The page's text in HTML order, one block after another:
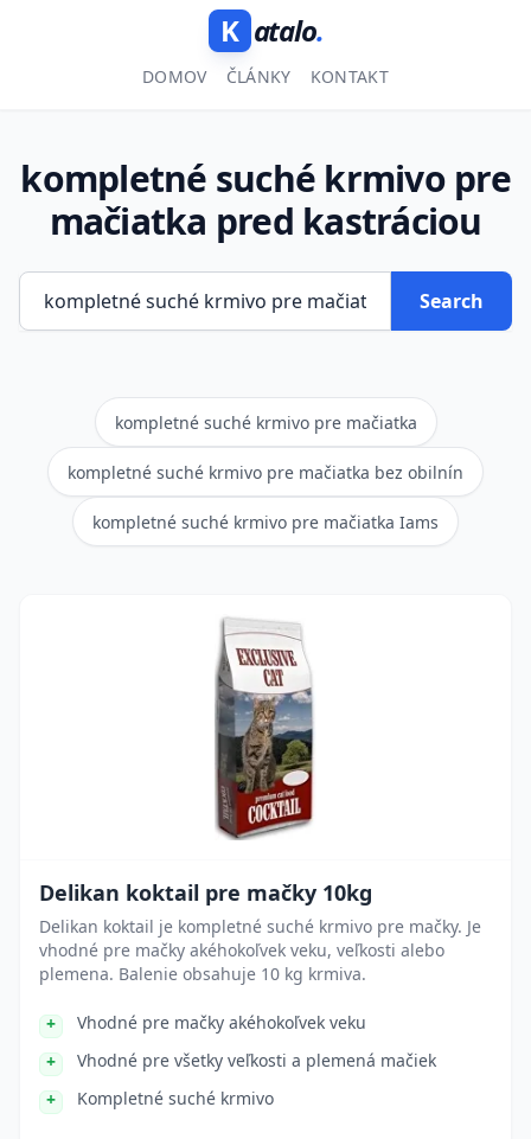
K atalo.
DOMOV ČLÁNKY KONTAKT
kompletné suché krmivo pre
mačiatka pred kastráciou
Search
kompletné suché krmivo pre mačiatka
kompletné suché krmivo pre mačiatka bez obilnín
kompletné suché krmivo pre mačiatka Iams
Delikan koktail pre mačky 10kg
Delikan koktail je kompletné suché krmivo pre mačky. Je
vhodné pre mačky akéhokoľvek veku, veľkosti alebo
plemena. Balenie obsahuje 10 kg krmiva.
Vhodné pre mačky akéhokoľvek veku
Vhodné pre všetky veľkosti a plemená mačiek
Kompletné suché krmivo